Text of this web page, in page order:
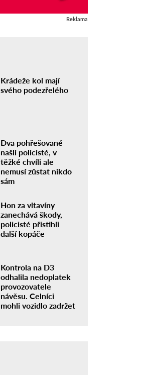
Reklama
Krádeže kol mají
svého podezřelého
Dva pohřešované
našli policisté, v
těžké chvíli ale
nemusí zůstat nikdo
sám
Hon za vltavíny
zanechává škody,
policisté přistihli
další kopáče
Kontrola na D3
odhalila nedoplatek
provozovatele
návěsu. Celníci
mohli vozidlo zadržet